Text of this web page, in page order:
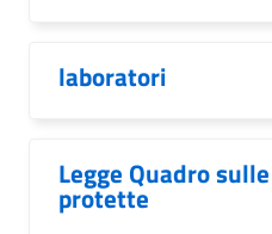
laboratori
Legge Quadro
protette